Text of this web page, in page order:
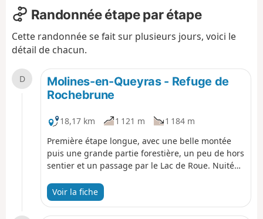
Randonnée étape par étape
Cette randonnée se fait sur plusieurs jours, voici le
détail de chacun.
D
Molines-en-Queyras - Refuge de
Rochebrune
18,17 km 1 121 m
1 184 m
Première étape longue, avec une belle montée
puis une grande partie forestière, un peu de hors
sentier et un passage par le Lac de Roue. Nuitée
Voir la fiche